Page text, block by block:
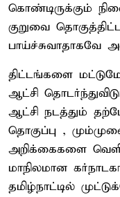
கொண்டிருக்கும்
குறுவை
பாய்ச்சுவாதாகவே
திட்டங்களை
ஆட்சி
ஆட்சி நடத்தும்
தொகுப்பு ,
அறிக்கைகளை
மாநிலமான
தமிழ்நாட்டில்